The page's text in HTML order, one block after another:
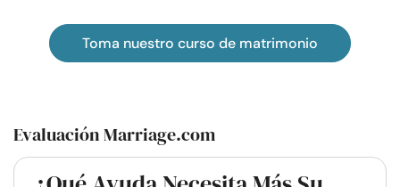
Toma nuestro curso de matrimonio
Evaluación Marriage.com